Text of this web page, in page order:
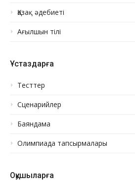
Қазақ әдебиеті
Ағылшын тілі
Ұстаздарға
Тесттер
Сценарийлер
Баяндама
Олимпиада тапсырмалары
Оқушыларға